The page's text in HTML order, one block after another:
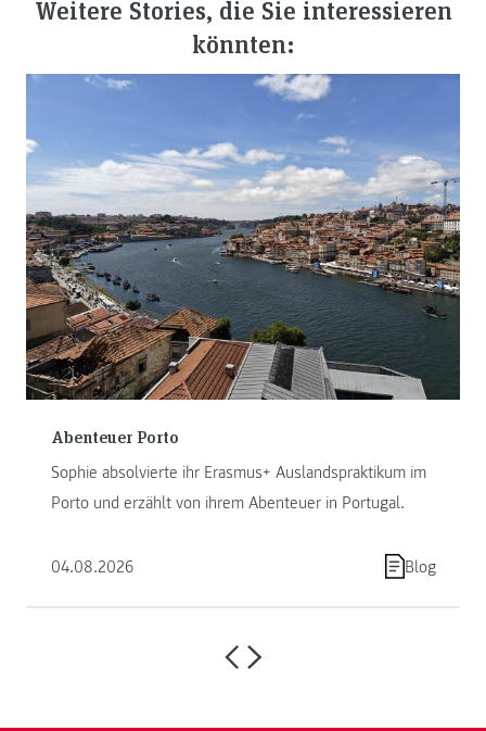
Weitere Stories, die Sie interessieren
könnten:
Abenteuer Porto
Sophie absolvierte ihr Erasmus+ Auslandspraktikum im
Porto und erzählt von ihrem Abenteuer in Portugal.
04.08.2026 Blog